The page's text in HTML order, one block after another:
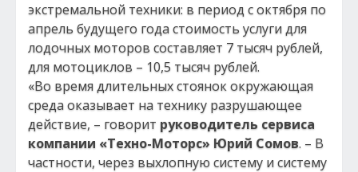
экстремальной техники: в период с октября по
апрель будущего года стоимость услуги для
лодочных моторов составляет 7 тысяч рублей,
для мотоциклов – 10,5 тысяч рублей.
«Во время длительных стоянок окружающая
среда оказывает на технику разрушающее
действие, – говорит руководитель сервиса
компании «Техно-Моторс» Юрий Сомов. – В
частности, через выхлопную систему и систему